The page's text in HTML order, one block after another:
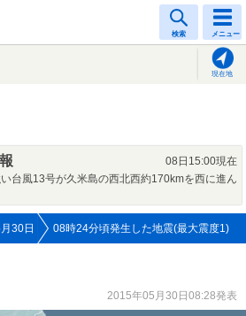
検索 メニュー
現在地
08日15:00現在
台風13号が久米島の西北西約170kmを西に進ん
30日 08時24分頃発生した地震(最大震度1)
2015年05月30日08:28発表